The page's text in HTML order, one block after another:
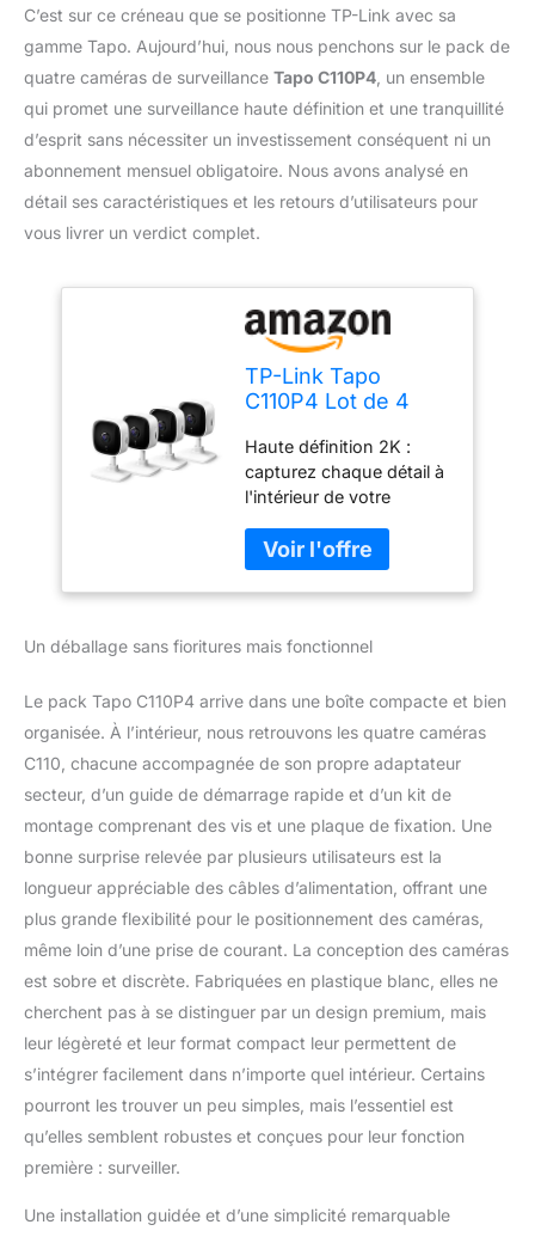
C’est sur ce créneau que se positionne TP-Link avec sa
gamme Tapo. Aujourd’hui, nous nous penchons sur le pack de
quatre caméras de surveillance Tapo C110P4 , un ensemble
qui promet une surveillance haute définition et une tranquillité
d’esprit sans nécessiter un investissement conséquent ni un
abonnement mensuel obligatoire. Nous avons analysé en
détail ses caractéristiques et les retours d’utilisateurs pour
vous livrer un verdict complet.
TP-Link Tapo
C110P4 Lot de 4
sécurité pour
Moniteur de bébé,
caméra pour Chien
avec détection de
Mouvement, sirène
Audio
bidirectionnelle,
Stockage de Carte
Haute définition 2K :
capturez chaque détail à
l'intérieur de votre
HD 2K cristalline avec
cette caméra de sécurité
intérieure. Voyez
bébé tient ou ce avec
compagnie joue.
Stockage local ou cloud
sécurisé : enregistrez en
continu des séquences
sur une carte microSD
jusqu'à 256 Go (non
incluse) ou abonnez-
un stockage dans le
cloud qui enregistre
l'historique vidéo de 30
jours et offre des
supplémentaires tels que
le suivi de mouvement, la
détection des pleurs de
bébé, et plus encore.
instantanées : recevez
l'application de
Un déballage sans fioritures mais fonctionnel
Le pack Tapo C110P4 arrive dans une boîte compacte et bien
organisée. À l’intérieur, nous retrouvons les quatre caméras
C110, chacune accompagnée de son propre adaptateur
secteur, d’un guide de démarrage rapide et d’un kit de
montage comprenant des vis et une plaque de fixation. Une
bonne surprise relevée par plusieurs utilisateurs est la
longueur appréciable des câbles d’alimentation, offrant une
plus grande flexibilité pour le positionnement des caméras,
même loin d’une prise de courant. La conception des caméras
est sobre et discrète. Fabriquées en plastique blanc, elles ne
cherchent pas à se distinguer par un design premium, mais
leur légèreté et leur format compact leur permettent de
s’intégrer facilement dans n’importe quel intérieur. Certains
pourront les trouver un peu simples, mais l’essentiel est
qu’elles semblent robustes et conçues pour leur fonction
première : surveiller.
Une installation guidée et d’une simplicité remarquable